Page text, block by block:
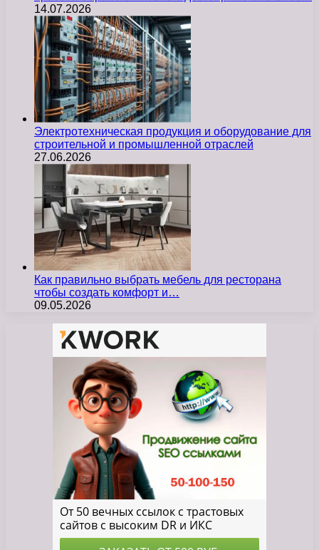
14.07.2026
Электротехническая продукция и оборудование для
строительной и промышленной отраслей
27.06.2026
Как правильно выбрать мебель для ресторана
чтобы создать комфорт и…
09.05.2026